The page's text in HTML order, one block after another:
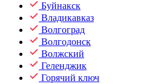
Буйнакск
Владикавказ
Волгоград
Волгодонск
Волжский
Геленджик
Горячий ключ